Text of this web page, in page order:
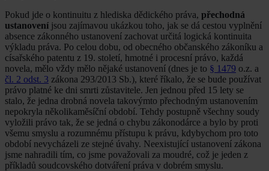
Pokud jde o kontinuitu z hlediska dědického práva, přechodná
ustanovení jsou zajímavou ukázkou toho, jak se dá cestou vyplnění
absence zákonného ustanovení zachovat určitá logická kontinuita
výkladu práva. Po celou dobu, od obecného občanského zákoníku a
císařského patentu z 19. století, hmotné i procesní právo, každá
novela, mělo vždy mělo nějaké ustanovení (dnes je to § 1479 o.z. a
čl. 2 odst. 3 zákona 293/2013 Sb.), které říkalo, že se bude používat
právo platné ke dni smrti zůstavitele. Jen jednou před 15 lety se
stalo, že jedna drobná novela takovýmto přechodným ustanovením
nepokryla několikaměsíční období. Tehdy postupně všechny soudy
vyložili právo tak, že se jedná o chybu zákonodárce a bylo by proti
všemu smyslu a rozumnému přístupu k právu, kdybychom pro toto
období nevycházeli ze stejné úvahy. Neexistující ustanovení zákona
jsme nahradili tím, co jsme považovali za moudré, což je jeden z
příkladů soudcovského dotváření práva v dobrém smyslu.